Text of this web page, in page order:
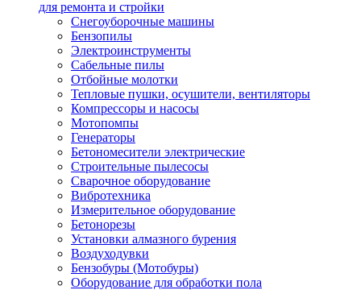
для ремонта и стройки
Снегоуборочные машины
Бензопилы
Электроинструменты
Сабельные пилы
Отбойные молотки
Тепловые пушки, осушители, вентиляторы
Компрессоры и насосы
Мотопомпы
Генераторы
Бетономесители электрические
Строительные пылесосы
Сварочное оборудование
Вибротехника
Измерительное оборудование
Бетонорезы
Установки алмазного бурения
Воздуходувки
Бензобуры (Мотобуры)
Оборудование для обработки пола